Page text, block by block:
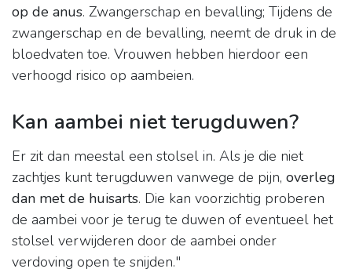
op de anus. Zwangerschap en bevalling; Tijdens de
zwangerschap en de bevalling, neemt de druk in de
bloedvaten toe. Vrouwen hebben hierdoor een
verhoogd risico op aambeien.
Kan aambei niet terugduwen?
Er zit dan meestal een stolsel in. Als je die niet
zachtjes kunt terugduwen vanwege de pijn, overleg
dan met de huisarts. Die kan voorzichtig proberen
de aambei voor je terug te duwen of eventueel het
stolsel verwijderen door de aambei onder
verdoving open te snijden."